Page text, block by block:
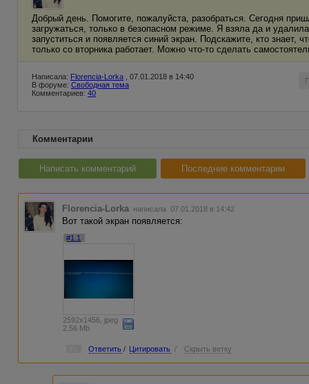
Добрый день. Помогите, пожалуйста, разобраться. Сегодня
загружаться, только в безопасном режиме. Я взяла да и
запуститься и появляется синий экран. Подскажите, кто
только со вторника работает. Можно что-то сделать
Написала: Florencia-Lorka , 07.01.2018 в 14:40
В форуме: Свободная тема
Комментариев: 40
Комментарии
Написать комментарий Последние комментарии
Florencia-Lorka написала 07.01.2018 в 14:42
Вот такой экран появляется:
#1.1
2592x1456, jpeg
2.56 Mb
Ответить / Цитировать / Скрыть ветку